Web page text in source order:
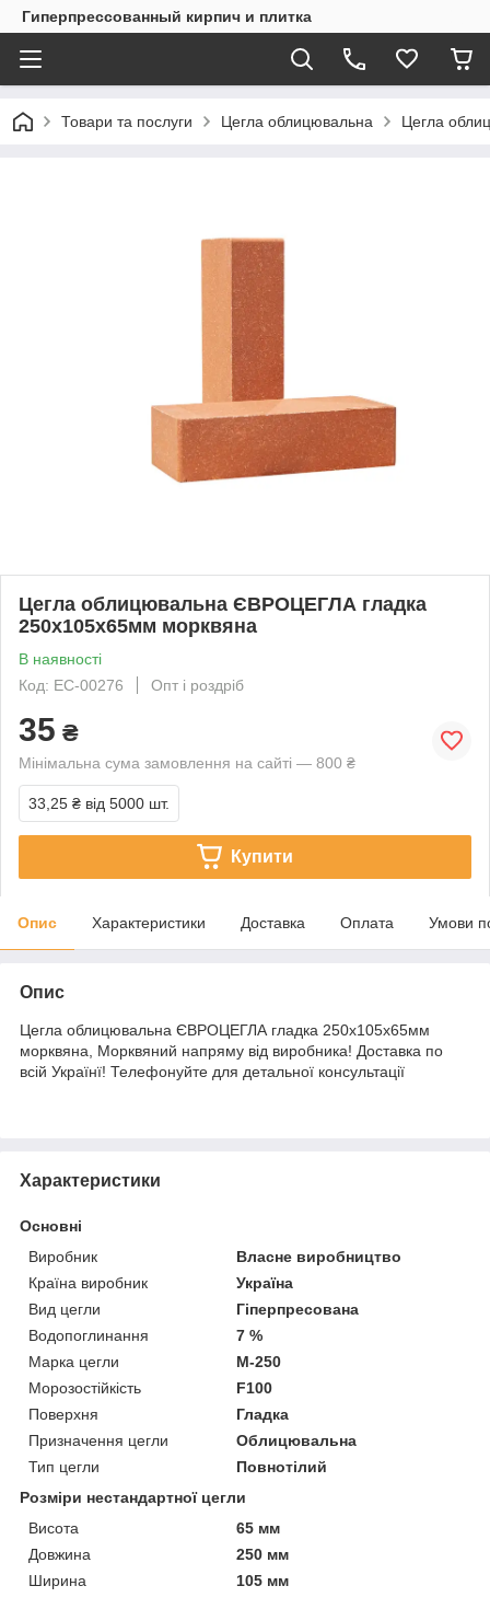
Гиперпрессованный кирпич и плитка
Товари та послуги Цегла облицювальна Цегла
Цегла облицювальна ЄВРОЦЕГЛА гладка
250х105х65мм морквяна
В наявності
Код: EC-00276
Опт і роздріб
35 ₴
Мінімальна сума замовлення на сайті — 800 ₴
33,25 ₴ від 5000 шт.
Купити
Опис Характеристики Доставка Оплата Умови
Опис
Цегла облицювальна ЄВРОЦЕГЛА гладка 250х105х65мм
морквяна, Морквяний напряму від виробника! Доставка по
всій Українї! Телефонуйте для детальної консультації
Характеристики
Основні
Виробник
Власне виробництво
Країна виробник
Україна
Вид цегли
Гіперпресована
Водопоглинання
7 %
Марка цегли
М-250
Морозостійкість
F100
Поверхня
Гладка
Призначення цегли
Облицювальна
Тип цегли
Повнотілий
Розміри нестандартної цегли
Висота
65 мм
Довжина
250 мм
Ширина
105 мм